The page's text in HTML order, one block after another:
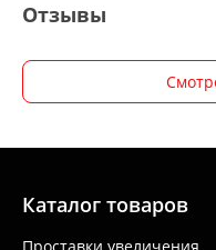
Отзывы
Каталог товаров